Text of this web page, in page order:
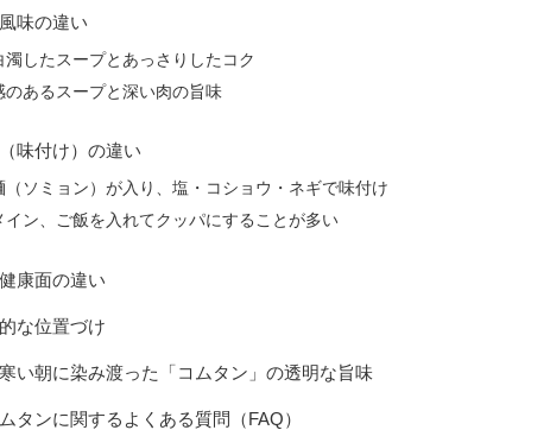
味の違い
濁したスープとあっさりしたコク
のあるスープと深い肉の旨味
味付け）の違い
（ソミョン）が入り、塩・コショウ・ネギで味付け
イン、ご飯を入れてクッパにすることが多い
康面の違い
な位置づけ
い朝に染み渡った「コムタン」の透明な旨味
タンに関するよくある質問（FAQ）